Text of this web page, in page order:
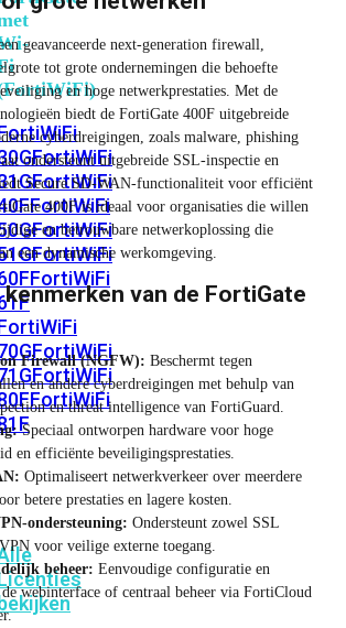
FortiWiFi
FortiWiFi
FortiWiFi
FortiWiFi
FortiWiFi
FortiWiFi
FortiWiFi
FortiWiFi
FortiWiFi
geavanceerde next-generation firewall,
tot grote ondernemingen die behoefte
en hoge netwerkprestaties. Met de
biedt de FortiGate 400F uitgebreide
cyberdreigingen, zoals malware, phishing
ondersteunt uitgebreide SSL-inspectie en
Secure SD-WAN-functionaliteit voor efficiënt
400F is ideaal voor organisaties die willen
en betrouwbare netwerkoplossing die
een dynamische werkomgeving.
van de FortiGate
Firewall (NGFW): Beschermt tegen
en andere cyberdreigingen met behulp van
en threat intelligence van FortiGuard.
Speciaal ontworpen hardware voor hoge
en efficiënte beveiligingsprestaties.
Optimaliseert netwerkverkeer over meerdere
betere prestaties en lagere kosten.
ondersteuning: Ondersteunt zowel SSL
voor veilige externe toegang.
beheer: Eenvoudige configuratie en
webinterface of centraal beheer via FortiCloud